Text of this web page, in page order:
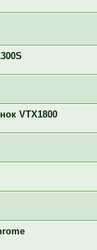
VTX1800